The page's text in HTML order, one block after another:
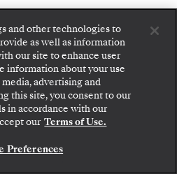
Ray
voie vers une nouvelle
vous rapprochant de
d’un navire à taille
espaces sans limites et
votre suite et consultez
incluses avant de
avec Silversea en toute
VOTRE SUITE
and other technologies to
as well as information
our site to enhance user
information about your use
advertising and
this site, you consent to our
in accordance with our
our Terms of Use.
Preferences